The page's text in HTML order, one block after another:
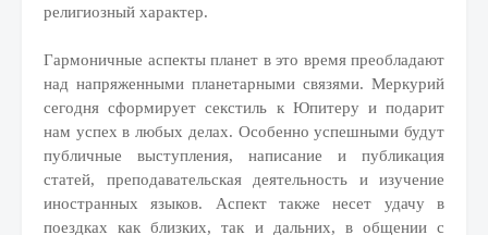
религиозный характер.
Гармоничные аспекты планет в это время преобладают
над напряженными планетарными связями. Меркурий
сегодня сформирует секстиль к Юпитеру и подарит
нам успех в любых делах. Особенно успешными будут
публичные выступления, написание и публикация
статей, преподавательская деятельность и изучение
иностранных языков. Аспект также несет удачу в
поездках как близких, так и дальних, в общении с